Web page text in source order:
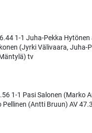
1-1 Juha-Pekka
(Jyrki Välivaara, Juha-
tv
1-1 Pasi Salonen (Marko
(Antti Bruun) AV